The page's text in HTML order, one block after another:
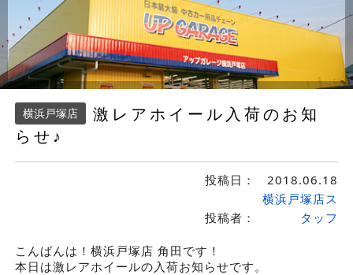
横浜戸塚店
激レアホイール入荷のお知
らせ♪
投稿日： 2018.06.18
投稿者：
横浜戸塚店ス
タッフ
こんばんは！横浜戸塚店 角田です！
本日は激レアホイールの入荷お知らせです。